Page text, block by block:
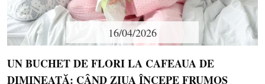
16/04/2026
UN BUCHET DE FLORI LA CAFEAUA DE
DIMINEAȚĂ: CÂND ZIUA ÎNCEPE FRUMOS